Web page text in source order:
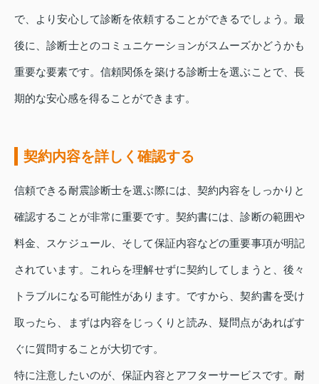
で、より安心して診断を依頼することができるでしょう。最
後に、診断士とのコミュニケーションがスムーズかどうかも
重要な要素です。信頼関係を築ける診断士を選ぶことで、長
期的な安心感を得ることができます。
契約内容を詳しく確認する
信頼できる耐震診断士を選ぶ際には、契約内容をしっかりと
確認することが非常に重要です。契約書には、診断の範囲や
料金、スケジュール、そして保証内容などの重要事項が明記
されています。これらを理解せずに契約してしまうと、後々
トラブルになる可能性があります。ですから、契約書を受け
取ったら、まずは内容をじっくりと読み、疑問点があればす
ぐに質問することが大切です。
特に注意したいのが、保証内容とアフターサービスです。耐